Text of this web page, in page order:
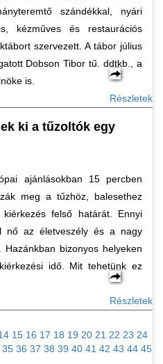
szándékkal, nyári
kézműves és restaurációs
szervezett. A tábor július
Dobson Tibor tű. ddtkb., a
is.
Részletek
ki a tűzoltók egy
ajánlásokban 15 percben
meg a tűzhöz, balesethez
kiérkezés felső határát. Ennyi
nő az életveszély és a nagy
Hazánkban bizonyos helyeken
idő. Mit tehetünk ez
Részletek
15 16 17 18 19 20 21 22 23 24
35 36 37 38 39 40 41 42 43 44 45